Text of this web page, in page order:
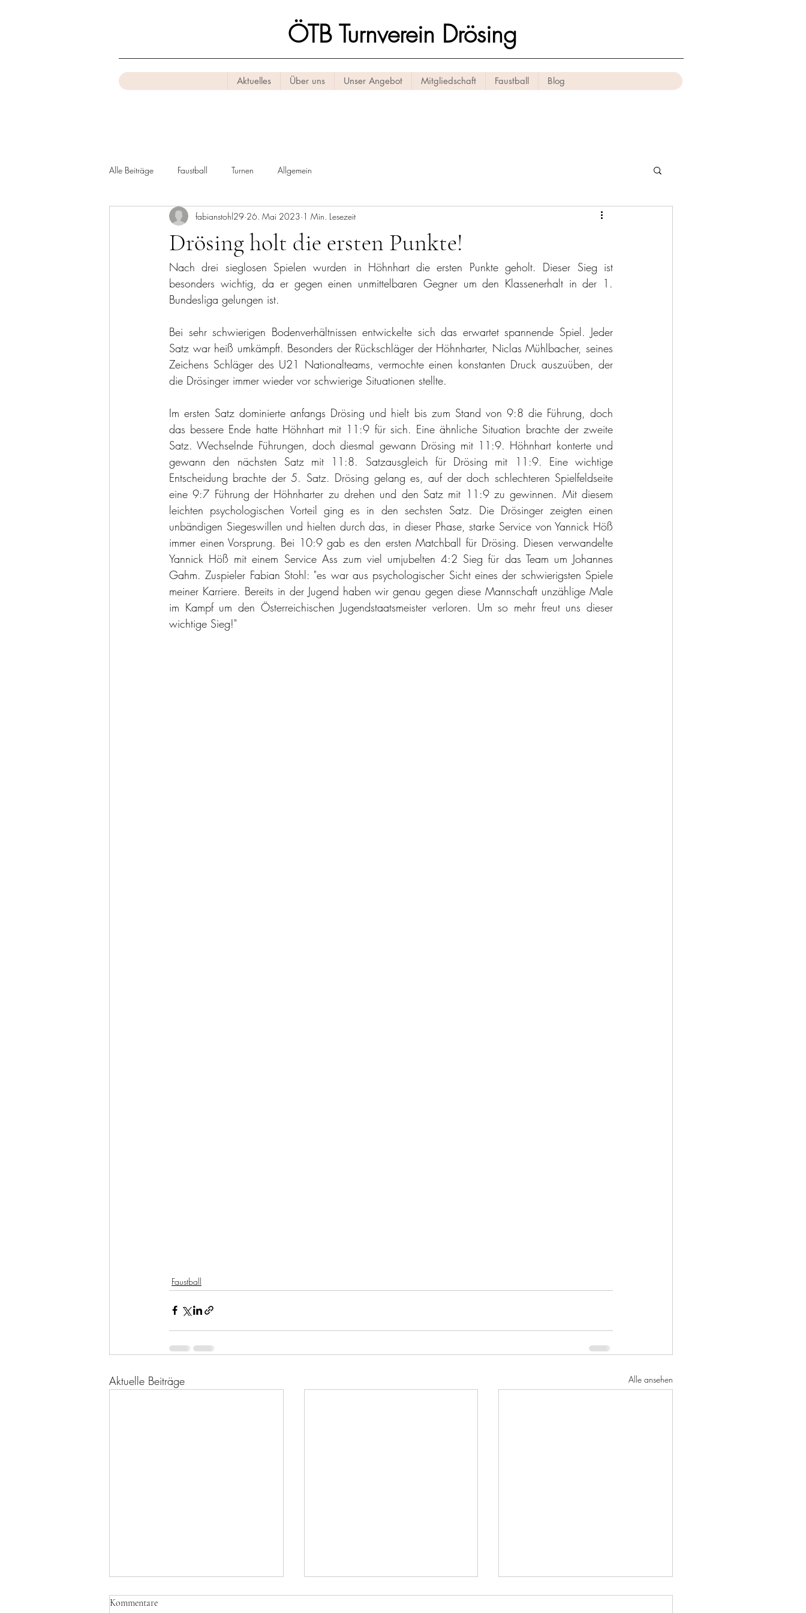
ÖTB Turnverein Drösing
Aktuelles Über uns Unser Angebot Mitgliedschaft Faustball Blog
Alle Beiträge Faustball Turnen Allgemein
Drösing holt die ersten Punkte!
fabianstohl29 26. Mai 2023 1 Min. Lesezeit
Nach drei sieglosen Spielen wurden in Höhnhart die ersten Punkte geholt. Dieser Sieg ist
besonders wichtig, da er gegen einen unmittelbaren Gegner um den Klassenerhalt in der 1.
Bundesliga gelungen ist.
Bei sehr schwierigen Bodenverhältnissen entwickelte sich das erwartet spannende Spiel. Jeder
Satz war heiß umkämpft. Besonders der Rückschläger der Höhnharter, Niclas Mühlbacher, seines
Zeichens Schläger des U21 Nationalteams, vermochte einen konstanten Druck auszuüben, der
die Drösinger immer wieder vor schwierige Situationen stellte.
Im ersten Satz dominierte anfangs Drösing und hielt bis zum Stand von 9:8 die Führung, doch
das bessere Ende hatte Höhnhart mit 11:9 für sich. Eine ähnliche Situation brachte der zweite
Satz. Wechselnde Führungen, doch diesmal gewann Drösing mit 11:9. Höhnhart konterte und
gewann den nächsten Satz mit 11:8. Satzausgleich für Drösing mit 11:9. Eine wichtige
Entscheidung brachte der 5. Satz. Drösing gelang es, auf der doch schlechteren Spielfeldseite
eine 9:7 Führung der Höhnharter zu drehen und den Satz mit 11:9 zu gewinnen. Mit diesem
leichten psychologischen Vorteil ging es in den sechsten Satz. Die Drösinger zeigten einen
unbändigen Siegeswillen und hielten durch das, in dieser Phase, starke Service von Yannick Höß
immer einen Vorsprung. Bei 10:9 gab es den ersten Matchball für Drösing. Diesen verwandelte
Yannick Höß mit einem Service Ass zum viel umjubelten 4:2 Sieg für das Team um Johannes
Gahm. Zuspieler Fabian Stohl: "es war aus psychologischer Sicht eines der schwierigsten Spiele
meiner Karriere. Bereits in der Jugend haben wir genau gegen diese Mannschaft unzählige Male
im Kampf um den Österreichischen Jugendstaatsmeister verloren. Um so mehr freut uns dieser
wichtige Sieg!"
Faustball
Aktuelle Beiträge Alle ansehen
Kommentare